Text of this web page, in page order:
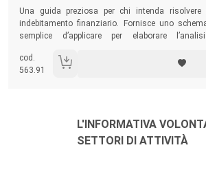
Una guida preziosa per chi intenda risolvere
indebitamento finanziario. Fornisce uno
semplice d’applicare per elaborare
aziendale, come definire la copertura dei debiti
individuare il giusto fabbisogno finanziario.
cod.
563.91
Autori:
Titolo:
L'INFORMATIVA
SETTORI DI ATTIVITÀ